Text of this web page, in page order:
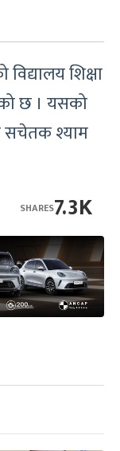
शिक्षा
छ । यसको
सचेतक श्याम
7.3K
SHARES